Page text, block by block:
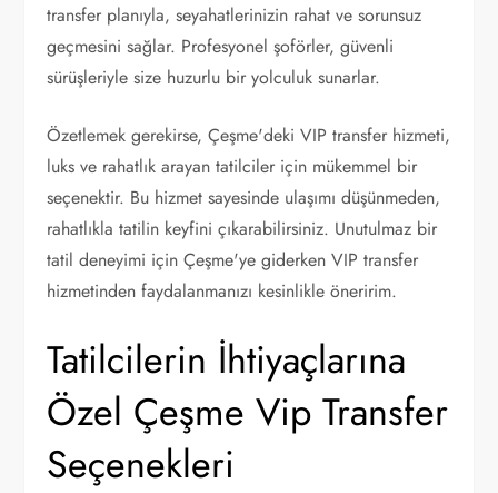
transfer planıyla, seyahatlerinizin rahat ve sorunsuz
geçmesini sağlar. Profesyonel şoförler, güvenli
sürüşleriyle size huzurlu bir yolculuk sunarlar.
Özetlemek gerekirse, Çeşme'deki VIP transfer hizmeti,
luks ve rahatlık arayan tatilciler için mükemmel bir
seçenektir. Bu hizmet sayesinde ulaşımı düşünmeden,
rahatlıkla tatilin keyfini çıkarabilirsiniz. Unutulmaz bir
tatil deneyimi için Çeşme'ye giderken VIP transfer
hizmetinden faydalanmanızı kesinlikle öneririm.
Tatilcilerin İhtiyaçlarına
Özel Çeşme Vip Transfer
Seçenekleri